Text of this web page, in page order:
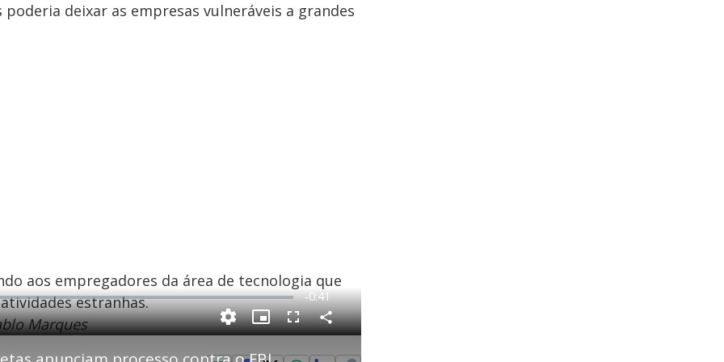
deixar as empresas vulneráveis ​​a grandes
aos empregadores da área de tecnologia que
estranhas.
Marques
R
e
m
a
-0:41
P
i
t
F
u
l
C
o
p